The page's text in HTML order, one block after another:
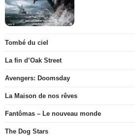
Tombé du ciel
La fin d’Oak Street
Avengers: Doomsday
La Maison de nos rêves
Fantômas – Le nouveau monde
The Dog Stars